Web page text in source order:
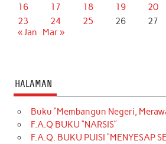
16
17 18 19 20
23
24 25 26 27
« Jan
Mar »
HALAMAN
Buku “Membangun Negeri,
F.A.Q BUKU “NARSIS”
F.A.Q. BUKU PUISI “MENYESAP